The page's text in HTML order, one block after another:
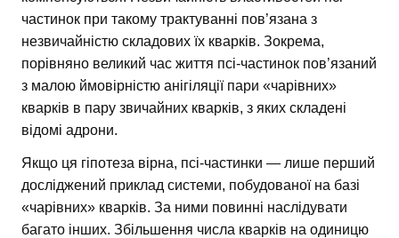
частинок при такому трактуванні пов’язана з
незвичайністю складових їх кварків. Зокрема,
порівняно великий час життя псі-частинок пов’язаний
з малою ймовірністю анігіляції пари «чарівних»
кварків в пару звичайних кварків, з яких складені
відомі адрони.
Якщо ця гіпотеза вірна, псі-частинки — лише перший
досліджений приклад системи, побудованої на базі
«чарівних» кварків. За ними повинні наслідувати
багато інших. Збільшення числа кварків на одиницю